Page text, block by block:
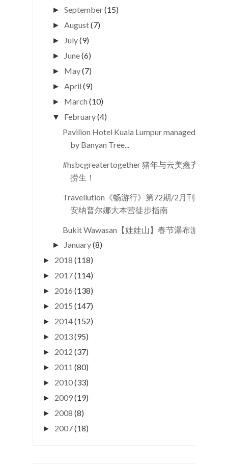
►September(15)
►August(7)
► July(9)
► June(6)
► May(7)
►April(9)
► March(10)
▼ February(4)
Pavilion Hotel Kuala Lumpur managed
by Banyan Tree...
#hsbcgreatertogether 猪年与云美鑫齐
捞生！
Travellution《畅游行》第72期/2月刊：
安纳普尔娜大本营徒步指南
Bukit Wawasan【娃娃山】春节瀑布游
► January(8)
► 2018 (118)
► 2017(114)
► 2016 (138)
► 2015 (147)
► 2014(152)
► 2013(95)
► 2012 (37)
► 2011 (80)
► 2010(33)
► 2009(19)
► 2008 (8)
► 2007(18)